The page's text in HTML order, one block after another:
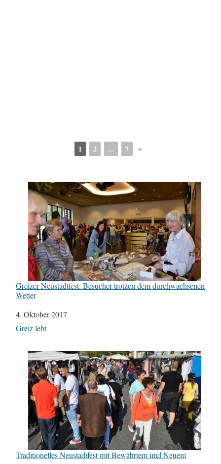
1 2 ... 7 ►
Greizer Neustadtfest: Besucher trotzen dem durchwachsenen
Wetter
Datum
4. Oktober 2017
In Bezug auf
Greiz lebt
Traditionelles Neustadtfest mit Bewährtem und Neuem